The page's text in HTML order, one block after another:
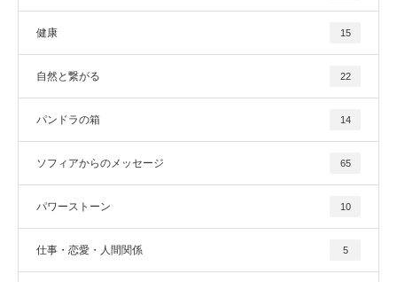
健康 15
自然と繋がる 22
パンドラの箱 14
ソフィアからのメッセージ 65
パワーストーン 10
仕事・恋愛・人間関係 5